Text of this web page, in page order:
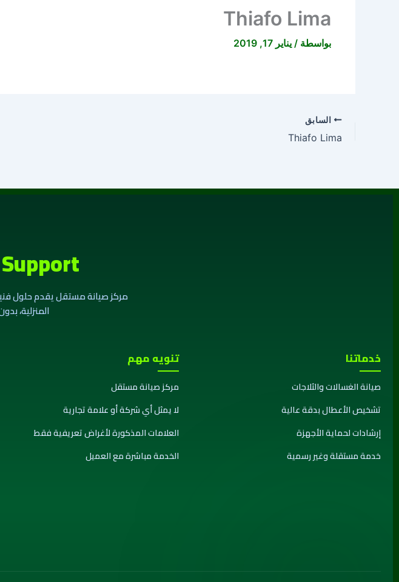
Thiafo Lima
بواسطة / يناير 17, 2019
السابق
Thiafo Lima
مركز صيانة مستقل يقدم حلول
المنزلية،
خدماتنا
صيانة الغسالات والثلاجات
تشخيص الأعطال بدقة عالية
إرشادات لحماية الأجهزة
خدمة مستقلة وغير رسمية
تنويه مهم
مركز صيانة مستقل
لا يمثل أي شركة أو علامة تجارية
العلامات المذكورة لأغراض تعريفية فقط
الخدمة مباشرة مع العميل